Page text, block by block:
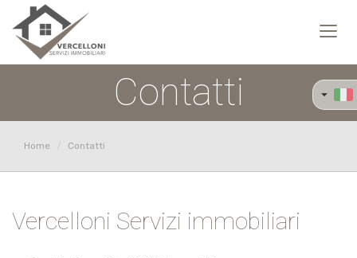
Contatti
Home Contatti
Vercelloni Servizi immobiliari